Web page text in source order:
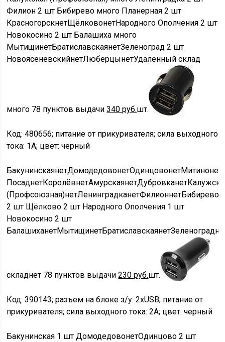
Филион 2 шт Бибирево много Планерная 2 шт
КрасногорскнетЩёлковонетНародного Ополчения 2 шт
Новокосино 2 шт Балашиха много
МытищинетБратиславскаянетЗеленоград 2 шт
НовоясеневскийнетЛюберцынетУдаленный склад
много 78 пунктов выдачи340руб.шт.
Код: 480656; питание от прикуривателя; сила выходного
тока: 1A; цвет: черный
БакунинскаянетДомодедовонетОдинцовонетМитинонет
ПосаднетКоролёвнетАмурскаянетДубровканет
(Профсоюзная)нетЛенинградканетФилионнетБибирево
2 шт Щёлково 2 шт Народного Ополчения 1 шт
Новокосино 2 шт
БалашиханетМытищинетБратиславскаянетЗеленоград
складнет 78 пунктов выдачи230руб.шт.
Код: 390143; разъем на блоке з/у: 2xUSB; питание от
прикуривателя; сила выходного тока: 2A; цвет: черный
Бакунинская 1 штДомодедовонетОдинцово 2 шт